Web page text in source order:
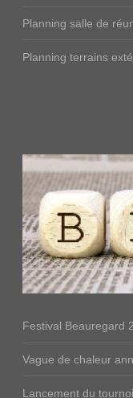
Planning salle de
Planning terrains
Festival Beauregard
Vague de chaleur
Lancement du